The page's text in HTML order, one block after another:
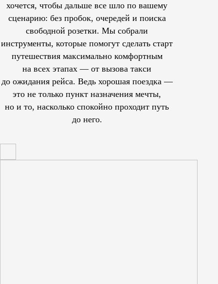
хочется, чтобы дальше все шло по вашему
сценарию: без пробок, очередей и поиска
свободной розетки. Мы собрали
инструменты, которые помогут сделать старт
путешествия максимально комфортным
на всех этапах — от вызова такси
до ожидания рейса. Ведь хорошая поездка —
это не только пункт назначения мечты,
но и то, насколько спокойно проходит путь
до него.